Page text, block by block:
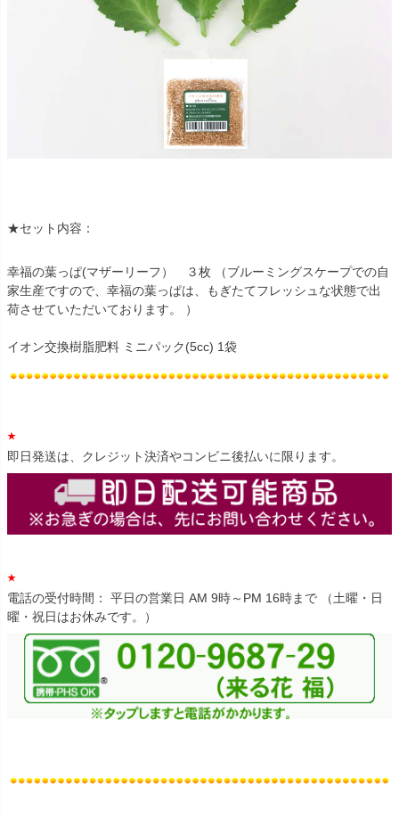
★セット内容：
幸福の葉っぱ(マザーリーフ） ３枚 （ブルーミングスケープでの自
家生産ですので、幸福の葉っぱは、もぎたてフレッシュな状態で出
荷させていただいております。 ）
イオン交換樹脂肥料 ミニパック(5cc) 1袋
即日発送は、クレジット決済やコンビニ後払いに限ります。
電話の受付時間： 平日の営業日 AM 9時～PM 16時まで （土曜・日
曜・祝日はお休みです。）